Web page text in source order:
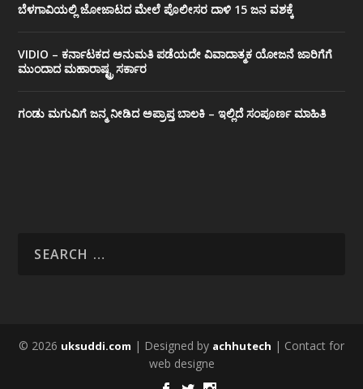
ಬೆಳಗಾವಿಯಲ್ಲಿ ಜೋಜಾಟದ ಮೇಲೆ ಪೊಲೀಸರ ದಾಳಿ 15 ಜನ ವಶಕ್ಕೆ
VIDIO – ಕರ್ನಾಟಕದ ಅನುಮತಿ ಪಡೆಯದೇ ವಿವಾದಾತ್ಮಕ ಯೋಜನೆ ಜಾರಿಗೆಗೆ
ಮುಂದಾದ ಮಹಾರಾಷ್ಟ್ರ ಸರ್ಕಾರ
ಗಂಡು ಮಗುವಿಗೆ ಜನ್ಮ ನೀಡಿದ ಅಪ್ರಾಪ್ತ ಬಾಲಕಿ – ಇಲ್ಲಿದೆ ಸಂಪೂರ್ಣ ಮಾಹಿತಿ
© 2026 uksuddi.com | Designed by achhutech | Contact for
web designe